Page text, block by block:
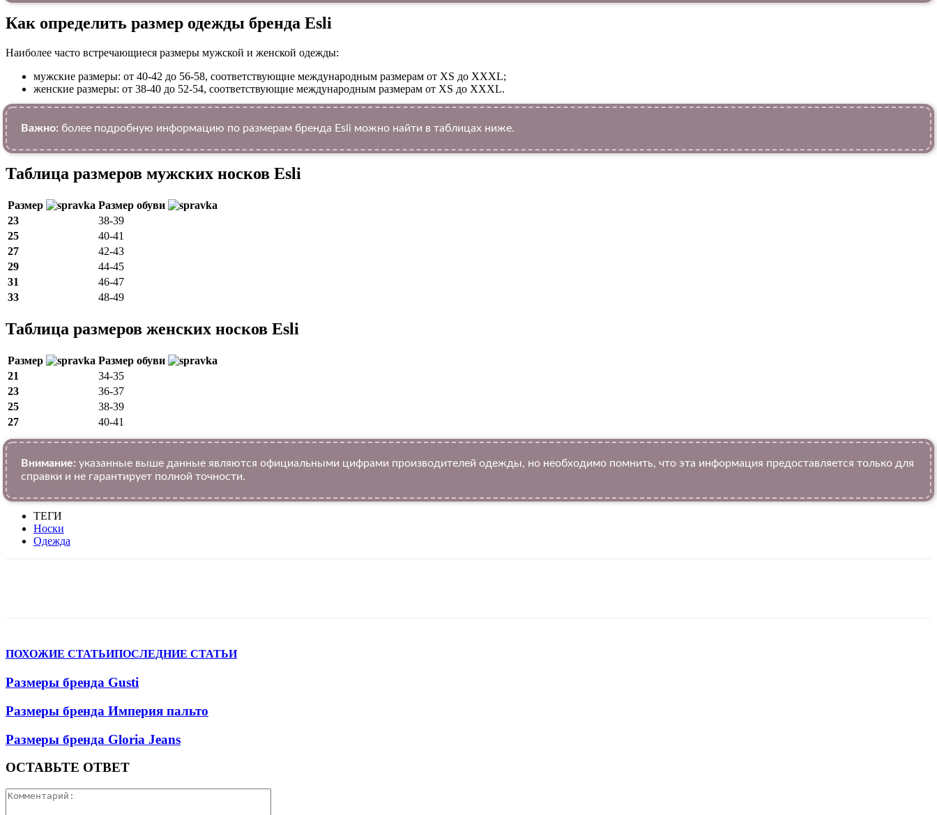
Как определить размер одежды брендa Esli
Наиболее часто встречающиеся размеры мужской и женской одежды:
мужские размеры: от 40-42 до 56-58, соответствующие международным размерам от XS до XXXL;
женские размеры: от 38-40 до 52-54, соответствующие международным размерам от XS до XXXL.
Важно: более подробную информацию по размерам бренда Esli можно найти в таблицах ниже.
Таблица размеров мужских носков Esli
Размер
Размер обуви
23
38-39
25
40-41
27
42-43
29
44-45
31
46-47
33
48-49
Таблица размеров женских носков Esli
Размер
Размер обуви
21
34-35
23
36-37
25
38-39
27
40-41
Внимание: указанные выше данные являются официальными цифрами производителей одежды, но необходимо помнить, что эта информация предоставляется только для
справки и не гарантирует полной точности.
ТЕГИ
Носки
Одежда
ПОХОЖИЕ СТАТЬИПОСЛЕДНИЕ СТАТЬИ
Размеры бренда Gusti
Размеры бренда Империя пальто
Размеры бренда Gloria Jeans
ОСТАВЬТЕ ОТВЕТ